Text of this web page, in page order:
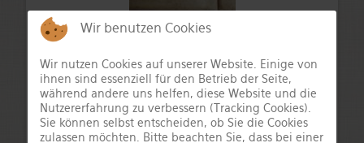
Wir benutzen Cookies
Wir nutzen Cookies auf unserer Website. Einige von
ihnen sind essenziell für den Betrieb der Seite,
während andere uns helfen, diese Website und die
Nutzererfahrung zu verbessern (Tracking Cookies).
Sie können selbst entscheiden, ob Sie die Cookies
zulassen möchten. Bitte beachten Sie, dass bei einer